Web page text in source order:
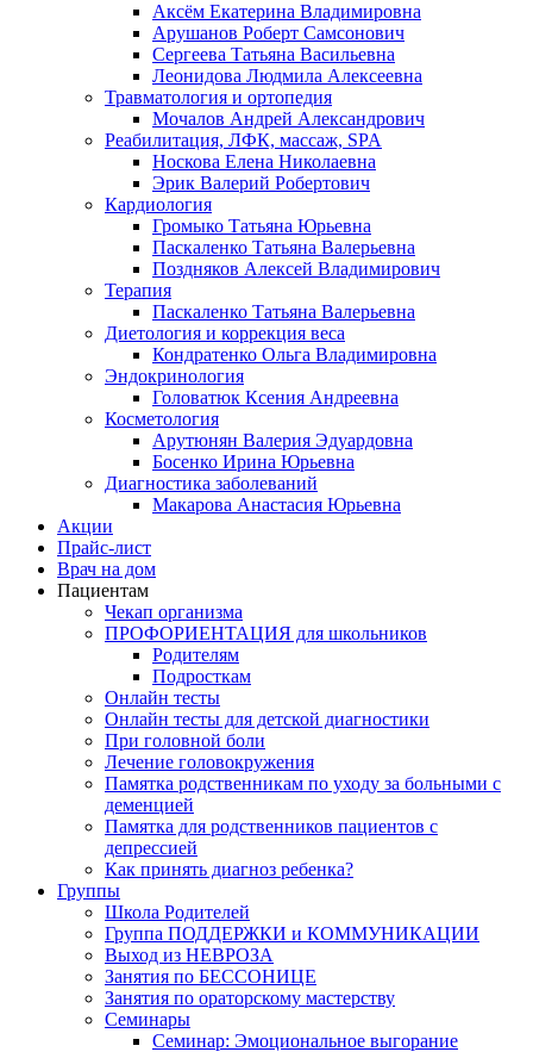
Аксём Екатерина Владимировна
Арушанов Роберт Самсонович
Сергеева Татьяна Васильевна
Леонидова Людмила Алексеевна
Травматология и ортопедия
Мочалов Андрей Александрович
Реабилитация, ЛФК, массаж, SPA
Носкова Елена Николаевна
Эрик Валерий Робертович
Кардиология
Громыко Татьяна Юрьевна
Паскаленко Татьяна Валерьевна
Поздняков Алексей Владимирович
Терапия
Паскаленко Татьяна Валерьевна
Диетология и коррекция веса
Кондратенко Ольга Владимировна
Эндокринология
Головатюк Ксения Андреевна
Косметология
Арутюнян Валерия Эдуардовна
Босенко Ирина Юрьевна
Диагностика заболеваний
Макарова Анастасия Юрьевна
Акции
Прайс-лист
Врач на дом
Пациентам
Чекап организма
ПРОФОРИЕНТАЦИЯ для школьников
Родителям
Подросткам
Онлайн тесты
Онлайн тесты для детской диагностики
При головной боли
Лечение головокружения
Памятка родственникам по уходу за больными с
деменцией
Памятка для родственников пациентов с
депрессией
Как принять диагноз ребенка?
Группы
Школа Родителей
Группа ПОДДЕРЖКИ и КОММУНИКАЦИИ
Выход из НЕВРОЗА
Занятия по БЕССОНИЦЕ
Занятия по ораторскому мастерству
Семинары
Семинар: Эмоциональное выгорание